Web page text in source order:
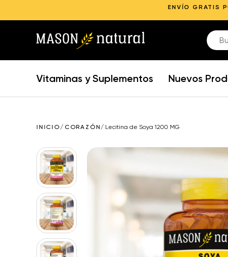
ENVÍO GRATIS
Vitaminas y Suplementos Nuevos
INICIO / CORAZÓN / Lecitina de Soya 1200 MG